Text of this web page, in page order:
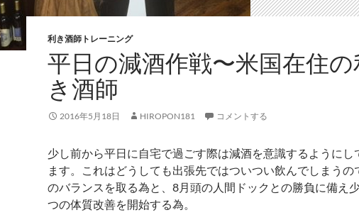
利き酒師トレーニング
平日の減酒作戦〜米国在住の
き酒師
2016年5月18日 HIROPON181 コメントする
少し前から平日に自宅で過ごす際は減酒を意識するようにし
ます。これはどうしても出張先ではついつい飲んでしまうの
のバランスを取る為と、8月頭の人間ドックとの勝負に備え
つの体質改善を開始する為。